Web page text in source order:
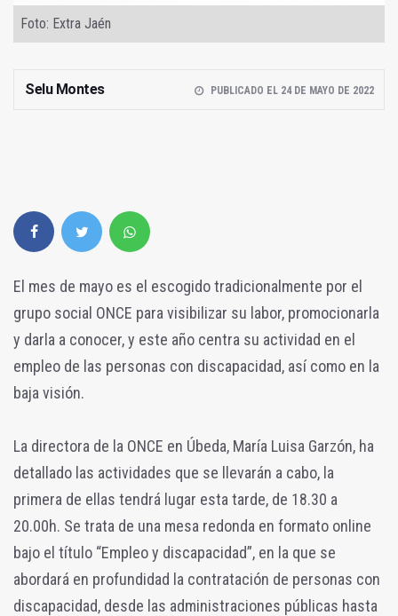
Foto: Extra Jaén
Selu Montes PUBLICADO EL 24 DE MAYO DE 2022
El mes de mayo es el escogido tradicionalmente por el
grupo social ONCE para visibilizar su labor, promocionarla
y darla a conocer, y este año centra su actividad en el
empleo de las personas con discapacidad, así como en la
baja visión.
La directora de la ONCE en Úbeda, María Luisa Garzón, ha
detallado las actividades que se llevarán a cabo, la
primera de ellas tendrá lugar esta tarde, de 18.30 a
20.00h. Se trata de una mesa redonda en formato online
bajo el título “Empleo y discapacidad”, en la que se
abordará en profundidad la contratación de personas con
discapacidad, desde las administraciones públicas hasta